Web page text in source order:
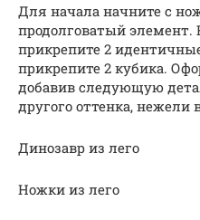
Для начала начните с
продолговатый элемент.
прикрепите 2
прикрепите 2 кубика.
добавив следующую
другого оттенка, нежели
Динозавр из лего
Ножки из лего